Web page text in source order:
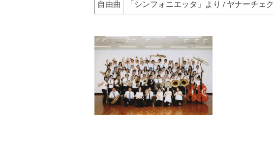
自由曲 「シンフォニエッタ」より / ヤナーチェク